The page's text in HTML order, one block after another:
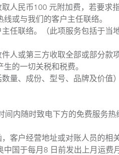
人民币100 元附加费，若要求
或与我们的客户主任联络。
任联络。（此项服务包括于当
人或第三方收取全部或部分款
的一切关税和税费。
量、成份、型号、品牌及价值
内随时致电下方的免费服务
客户经营地址或对账人员的相
国于每月8 日前发出上月运费